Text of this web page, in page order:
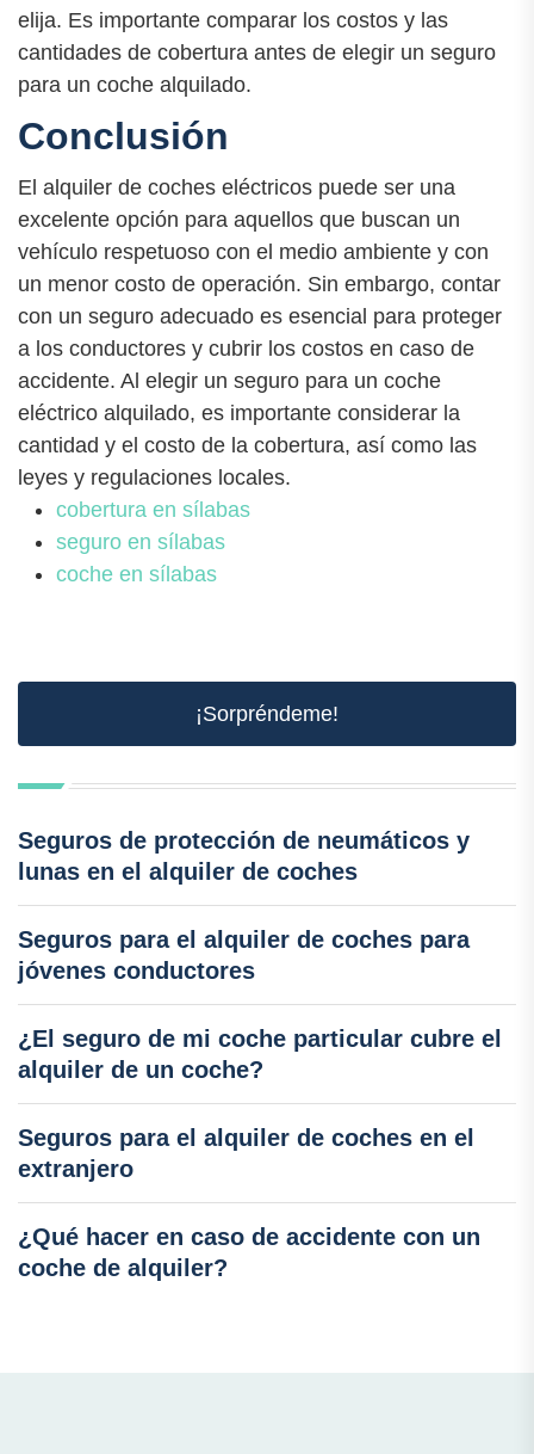
elija. Es importante comparar los costos y las
cantidades de cobertura antes de elegir un seguro
para un coche alquilado.
Conclusión
El alquiler de coches eléctricos puede ser una
excelente opción para aquellos que buscan un
vehículo respetuoso con el medio ambiente y con
un menor costo de operación. Sin embargo, contar
con un seguro adecuado es esencial para proteger
a los conductores y cubrir los costos en caso de
accidente. Al elegir un seguro para un coche
eléctrico alquilado, es importante considerar la
cantidad y el costo de la cobertura, así como las
leyes y regulaciones locales.
cobertura en sílabas
seguro en sílabas
coche en sílabas
¡Sorpréndeme!
Seguros de protección de neumáticos y
lunas en el alquiler de coches
Seguros para el alquiler de coches para
jóvenes conductores
¿El seguro de mi coche particular cubre el
alquiler de un coche?
Seguros para el alquiler de coches en el
extranjero
¿Qué hacer en caso de accidente con un
coche de alquiler?